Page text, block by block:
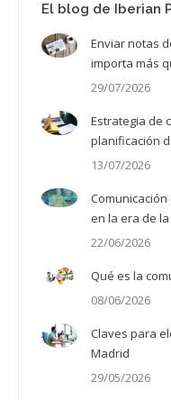
El blog de Iberian
Enviar notas
importa más
29/07/2026
Estrategia de
planificación
13/07/2026
en la era de la
22/06/2026
Qué es la
08/06/2026
Claves para
Madrid
29/05/2026